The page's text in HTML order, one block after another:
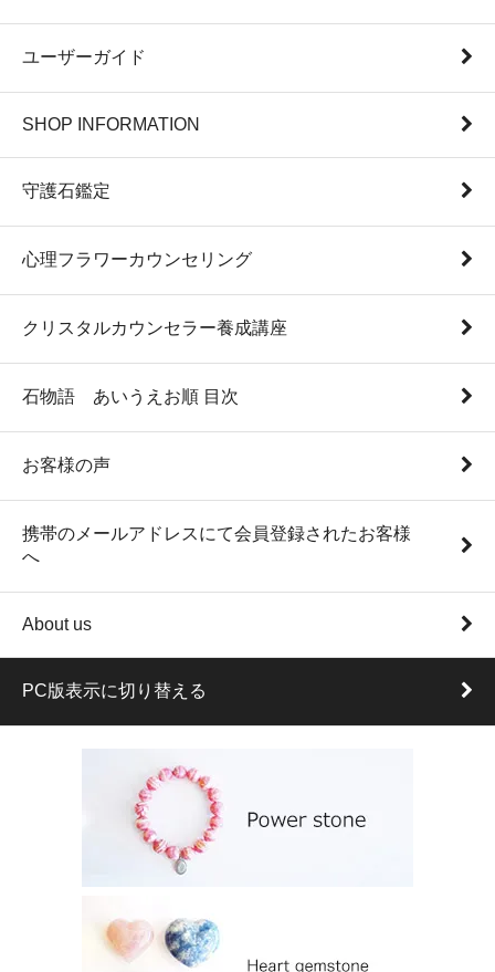
ユーザーガイド
SHOP INFORMATION
守護石鑑定
心理フラワーカウンセリング
クリスタルカウンセラー養成講座
石物語 あいうえお順 目次
お客様の声
携帯のメールアドレスにて会員登録されたお客様
へ
About us
PC版表示に切り替える